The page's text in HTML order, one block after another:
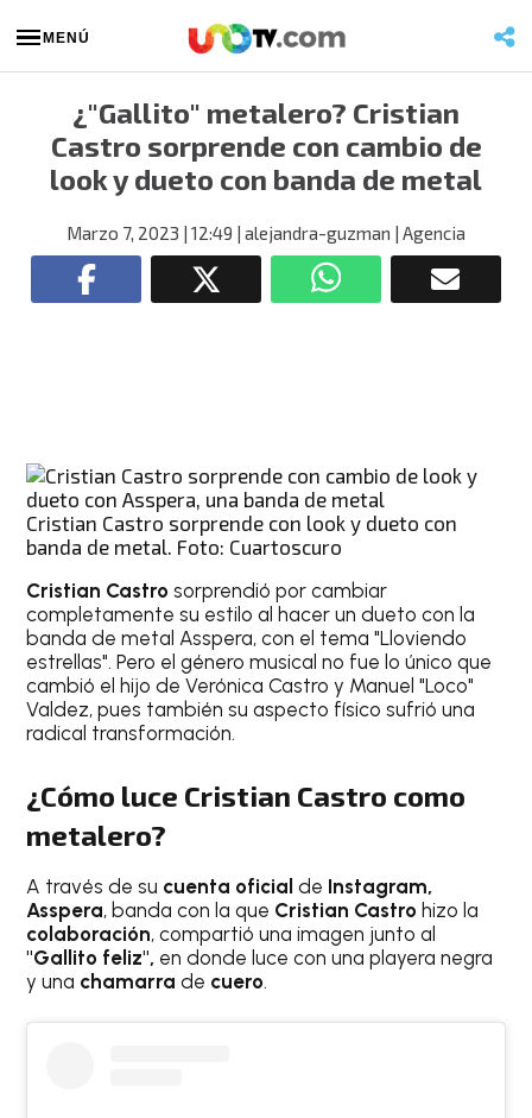
MENÚ
¿"Gallito" metalero? Cristian
Castro sorprende con cambio de
look y dueto con banda de metal
Marzo 7, 2023 | 12:49 | alejandra-guzman | Agencia
Cristian Castro sorprende con look y dueto con
banda de metal. Foto: Cuartoscuro
Cristian Castrosorprendió por cambiar
completamente su estilo al hacer un dueto con la
banda de metal Asspera, con el tema "Lloviendo
estrellas". Pero el género musical no fue lo único que
cambió el hijo de Verónica Castro y Manuel "Loco"
Valdez, pues también su aspecto físico sufrió una
radical transformación.
¿Cómo luce Cristian Castro como
metalero?
A través de su cuenta oficialde Instagram,
Asspera, banda con la que Cristian Castro hizo la
colaboración, compartió una imagen junto al
"Gallito feliz", en donde luce con una playera negra
y una chamarrade cuero.